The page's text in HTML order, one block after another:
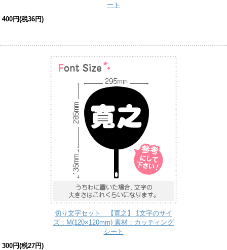
ート
400円(税36円)
切り文字セット 【寛之】 1文字のサイ
ズ：M(120×120mm) 素材：カッティング
シート
300円(税27円)